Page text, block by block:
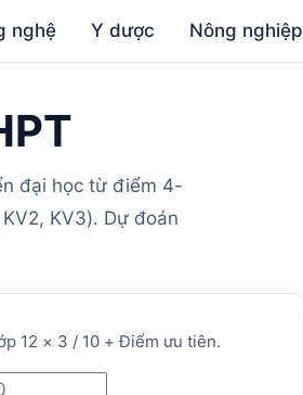
nghệ Y dược Nông nghiệp
đại học từ điểm 4-
KV3). Dự đoán
12 × 3 / 10 + Điểm ưu tiên.